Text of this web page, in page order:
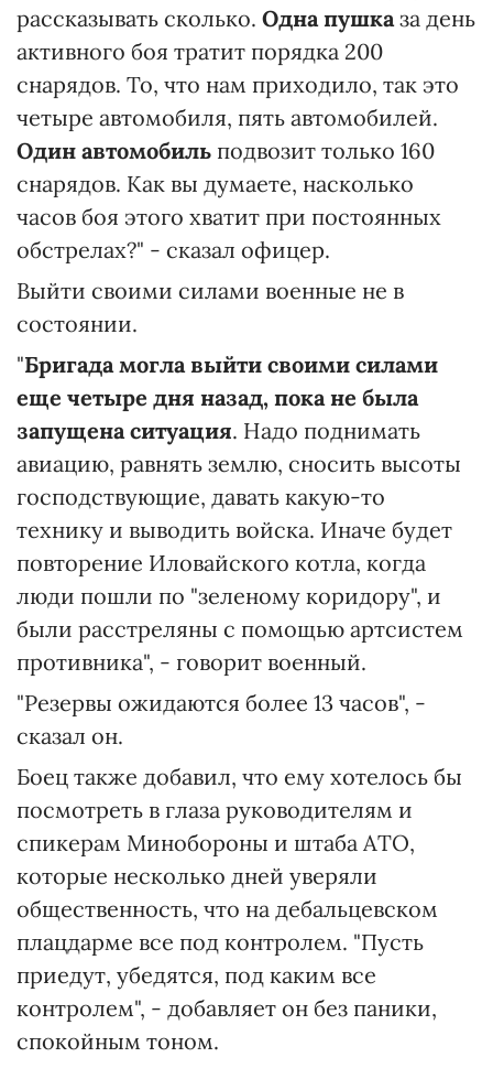
рассказывать сколько. Одна пушказа день
активного боя тратит порядка 200
снарядов. То, что нам приходило, так это
четыре автомобиля, пять автомобилей.
Один автомобиль подвозит только 160
снарядов. Как вы думаете, насколько
часов боя этого хватит при постоянных
обстрелах?" - сказал офицер.
Выйти своими силами военные не в
состоянии.
"Бригада могла выйти своими силами
еще четыре дня назад, пока не была
запущена ситуация. Надо поднимать
авиацию, равнять землю, сносить высоты
господствующие, давать какую-то
технику и выводить войска. Иначе будет
повторение Иловайского котла, когда
люди пошли по "зеленому коридору", и
были расстреляны с помощью артсистем
противника", - говорит военный.
"Резервы ожидаются более 13 часов", -
сказал он.
Боец также добавил, что ему хотелось бы
посмотреть в глаза руководителям и
спикерам Минобороны и штаба АТО,
которые несколько дней уверяли
общественность, что на дебальцевском
плацдарме все под контролем. "Пусть
приедут, убедятся, под каким все
контролем", - добавляет он без паники,
спокойным тоном.